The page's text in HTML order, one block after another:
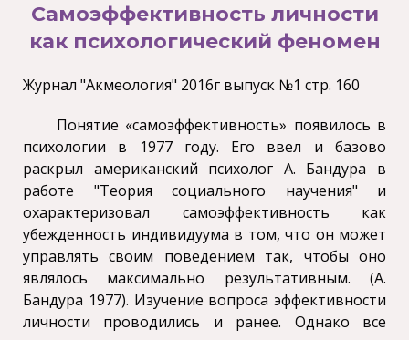
Самоэффективность личности
как психологический феномен
Журнал "Акмеология" 2016г выпуск №1 стр. 160
Понятие «самоэффективность» появилось в
психологии в 1977 году. Его ввел и базово
раскрыл американский психолог А. Бандура в
работе "Теория социального научения" и
охарактеризовал самоэффективность как
убежденность индивидуума в том, что он может
управлять своим поведением так, чтобы оно
являлось максимально результативным. (А.
Бандура 1977). Изучение вопроса эффективности
личности проводились и ранее. Однако все